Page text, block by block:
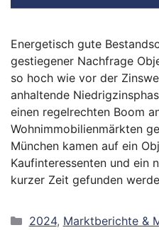
Energetisch gute
gestiegener Nachfrage
so hoch wie vor der
anhaltende
einen regelrechten Boom
Wohnimmobilienmärkten
München kamen auf ein
Kaufinteressenten und ein
kurzer Zeit gefunden
Kategorien
2024, Marktberichte &